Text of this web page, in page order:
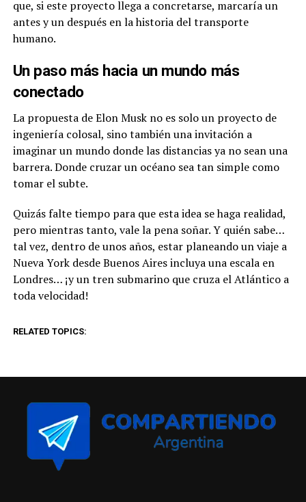
que, si este proyecto llega a concretarse, marcaría un
antes y un después en la historia del transporte
humano.
Un paso más hacia un mundo más
conectado
La propuesta de Elon Musk no es solo un proyecto de
ingeniería colosal, sino también una invitación a
imaginar un mundo donde las distancias ya no sean una
barrera. Donde cruzar un océano sea tan simple como
tomar el subte.
Quizás falte tiempo para que esta idea se haga realidad,
pero mientras tanto, vale la pena soñar. Y quién sabe…
tal vez, dentro de unos años, estar planeando un viaje a
Nueva York desde Buenos Aires incluya una escala en
Londres… ¡y un tren submarino que cruza el Atlántico a
toda velocidad!
RELATED TOPICS: